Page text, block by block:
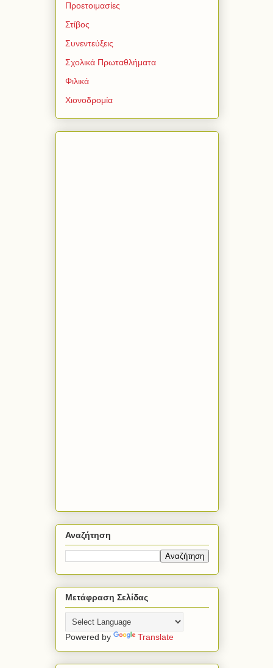
Προετοιμασίες
Στίβος
Συνεντεύξεις
Σχολικά Πρωταθλήματα
Φιλικά
Χιονοδρομία
Αναζήτηση
Μετάφραση Σελίδας
Powered by Translate